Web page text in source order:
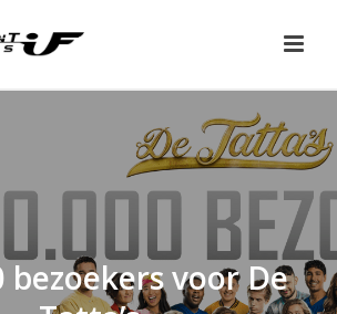
bezoekers voor De